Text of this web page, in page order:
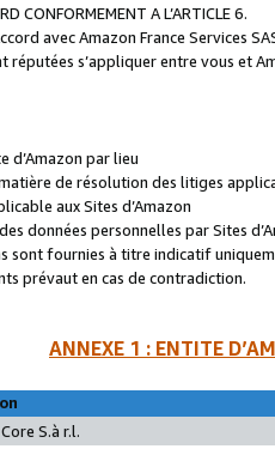
CONFORMEMENT A L’ARTICLE 6.
avec Amazon France Services
s’appliquer entre vous et
d’Amazon par lieu
de résolution des litiges
aux Sites d’Amazon
données personnelles par Sites
sont fournies à titre indicatif
prévaut en cas de contradiction.
ANNEXE 1 : ENTITE
S.à r.l.